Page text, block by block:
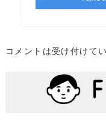
コメントは受け付けて